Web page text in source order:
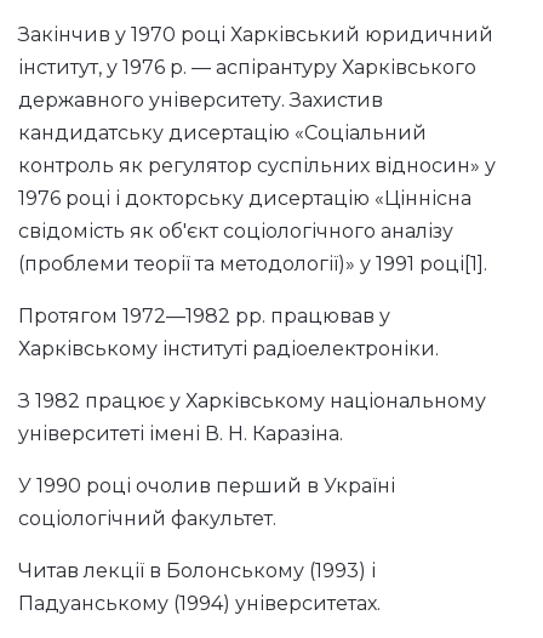
Закінчив у 1970 році Харківський юридичний
інститут, у 1976 р. — аспірантуру Харківського
державного університету. Захистив
кандидатську дисертацію «Соціальний
контроль як регулятор суспільних відносин» у
1976 році і докторську дисертацію «Ціннісна
свідомість як об'єкт соціологічного аналізу
(проблеми теорії та методології)» у 1991 році[1].
Протягом 1972—1982 рр. працював у
Харківському інституті радіоелектроніки.
З 1982 працює у Харківському національному
університеті імені В. Н. Каразіна.
У 1990 році очолив перший в Україні
соціологічний факультет.
Читав лекції в Болонському (1993) і
Падуанському (1994) університетах.